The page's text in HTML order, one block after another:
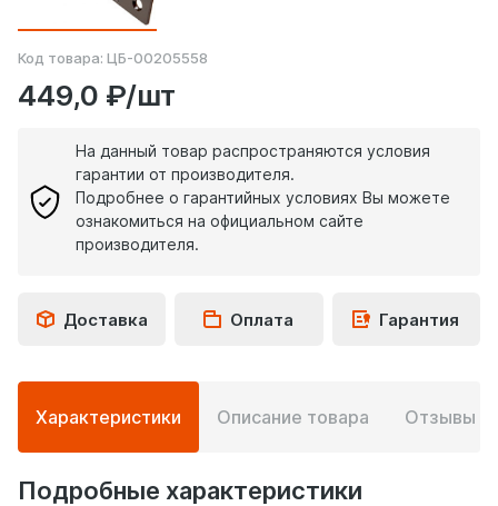
Код товара: ЦБ-00205558
449,0 ₽/шт
На данный товар распространяются условия
гарантии от производителя.
Подробнее о гарантийных условиях Вы можете
ознакомиться на официальном сайте
производителя.
Доставка Оплата Гарантия
Подробная
информация
о
товаре
Характеристики Описание товара Отзывы
Подробные характеристики